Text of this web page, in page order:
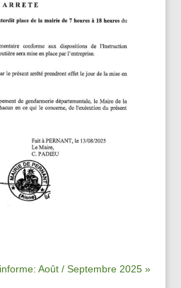
Août / Septembre 2025 »